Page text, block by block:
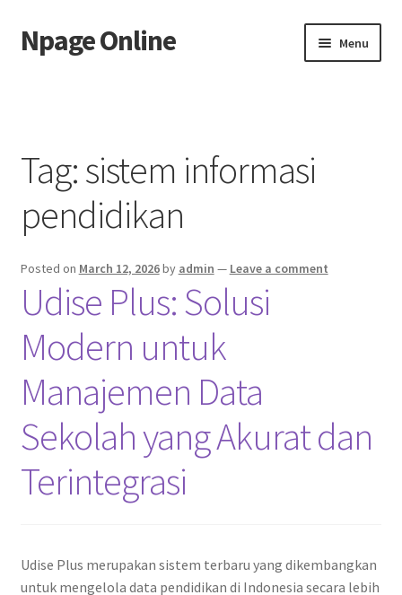
Skip
to
Skip
to
Npage Online Menu
Tag:sistem informasi
pendidikan
Posted on March 12, 2026by admin — Leave a comment
Udise Plus: Solusi
Modern untuk
Manajemen Data
Sekolah yang Akurat dan
Terintegrasi
Udise Plus merupakan sistem terbaru yang dikembangkan
untuk mengelola data pendidikan di Indonesia secara lebih